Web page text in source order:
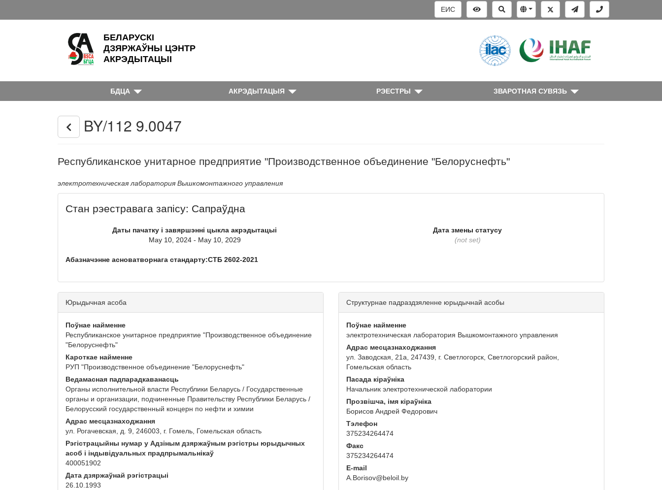
ЕИС
БЕЛАРУСКІ
ДЗЯРЖАЎНЫ ЦЭНТР
АКРЭДЫТАЦЫІ
БДЦА АКРЭДЫТАЦЫЯ РЭЕСТРЫ ЗВАРОТНАЯ СУВЯЗЬ
BY/112 9.0047
Республиканское унитарное предприятие "Производственное объединение "Белоруснефть"
электротехническая лаборатория Вышкомонтажного управления
Стан рэестравага запісу: Сапраўдна
Даты пачатку і завяршэнні цыкла акрэдытацыі
May 10, 2024 - May 10, 2029
Дата змены статусу
(not set)
Абазначэнне асноватворнага стандарту:СТБ 2602-2021
Юрыдычная асоба
Поўнае найменне
Республиканское унитарное предприятие "Производственное объединение
"Белоруснефть"
Кароткае найменне
РУП "Производственное объединение "Белоруснефть"
Ведамасная падпарадкаванасць
Органы исполнительной власти Республики Беларусь / Государственные
органы и организации, подчиненные Правительству Республики Беларусь /
Белорусский государственный концерн по нефти и химии
Адрас месцазнаходжання
ул. Рогачевская, д. 9, 246003, г. Гомель, Гомельская область
Рэгістрацыйны нумар у Адзіным дзяржаўным рэгістры юрыдычных
асоб і індывідуальных прадпрымальнікаў
400051902
Дата дзяржаўнай рэгістрацыі
26.10.1993
Структурнае падраздзяленне юрыдычнай асобы
Поўнае найменне
электротехническая лаборатория Вышкомонтажного управления
Адрас месцазнаходжання
ул. Заводская, 21а, 247439, г. Светлогорск, Светлогорский район,
Гомельская область
Пасада кіраўніка
Начальник электротехнической лаборатории
Прозвішча, імя кіраўніка
Борисов Андрей Федорович
Тэлефон
375234264474
Факс
375234264474
E-mail
A.Borisov@beloil.by